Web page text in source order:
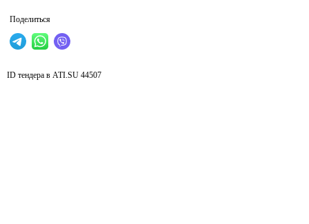
Поделиться
ID тендера в ATI.SU 44507